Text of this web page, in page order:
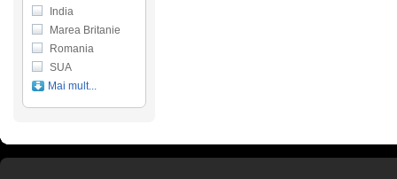
India
Marea Britanie
Romania
SUA
Mai mult...